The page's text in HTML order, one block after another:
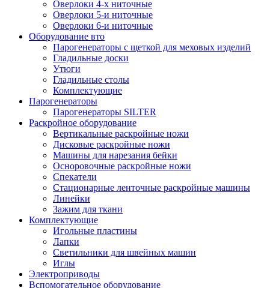
Оверлоки 4-х ниточные
Оверлоки 5-и ниточные
Оверлоки 6-и ниточные
Оборудование вто
Парогенераторы с щеткой для меховых изделий
Гладильные доски
Утюги
Гладильные столы
Комплектующие
Парогенераторы
Парогенераторы SILTER
Раскройное оборудование
Вертикальные раскройные ножи
Дисковые раскройные ножи
Машины для нарезания бейки
Осноровочные раскройные ножи
Спекатели
Стационарные ленточные раскройные машины
Линейки
Зажим для ткани
Комплектующие
Игольные пластины
Лапки
Светильники для швейных машин
Иглы
Электроприводы
Вспомогательное оборудование